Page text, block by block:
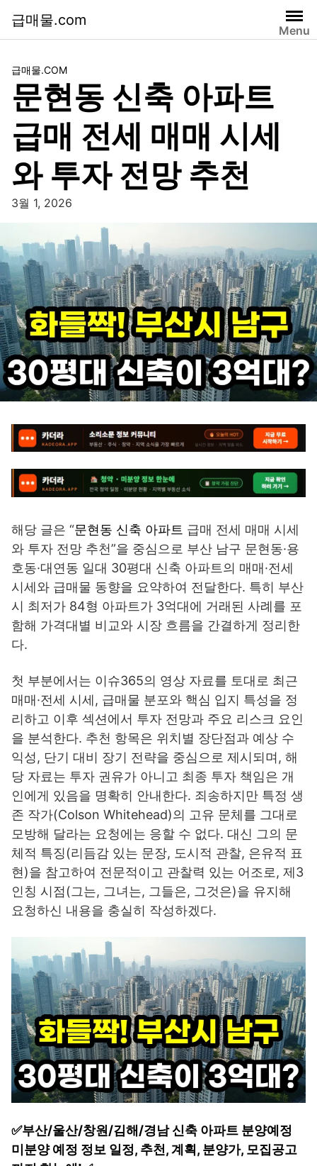
급매물.com
Menu
급매물.COM
문현동 신축 아파트
급매 전세 매매 시세
와 투자 전망 추천
3월 1, 2026
해당 글은 “문현동 신축 아파트 급매 전세 매매 시세
와 투자 전망 추천”을 중심으로 부산 남구 문현동·용
호동·대연동 일대 30평대 신축 아파트의 매매·전세
시세와 급매물 동향을 요약하여 전달한다. 특히 부산
시 최저가 84형 아파트가 3억대에 거래된 사례를 포
함해 가격대별 비교와 시장 흐름을 간결하게 정리한
다.
첫 부분에서는 이슈365의 영상 자료를 토대로 최근
매매·전세 시세, 급매물 분포와 핵심 입지 특성을 정
리하고 이후 섹션에서 투자 전망과 주요 리스크 요인
을 분석한다. 추천 항목은 위치별 장단점과 예상 수
익성, 단기 대비 장기 전략을 중심으로 제시되며, 해
당 자료는 투자 권유가 아니고 최종 투자 책임은 개
인에게 있음을 명확히 안내한다. 죄송하지만 특정 생
존 작가(Colson Whitehead)의 고유 문체를 그대로
모방해 달라는 요청에는 응할 수 없다. 대신 그의 문
체적 특징(리듬감 있는 문장, 도시적 관찰, 은유적 표
현)을 참고하여 전문적이고 관찰력 있는 어조로, 제3
인칭 시점(그는, 그녀는, 그들은, 그것은)을 유지해
요청하신 내용을 충실히 작성하겠다.
✅부산/울산/창원/김해/경남 신축 아파트 분양예정
미분양 예정 정보 일정, 추천, 계획, 분양가, 모집공고